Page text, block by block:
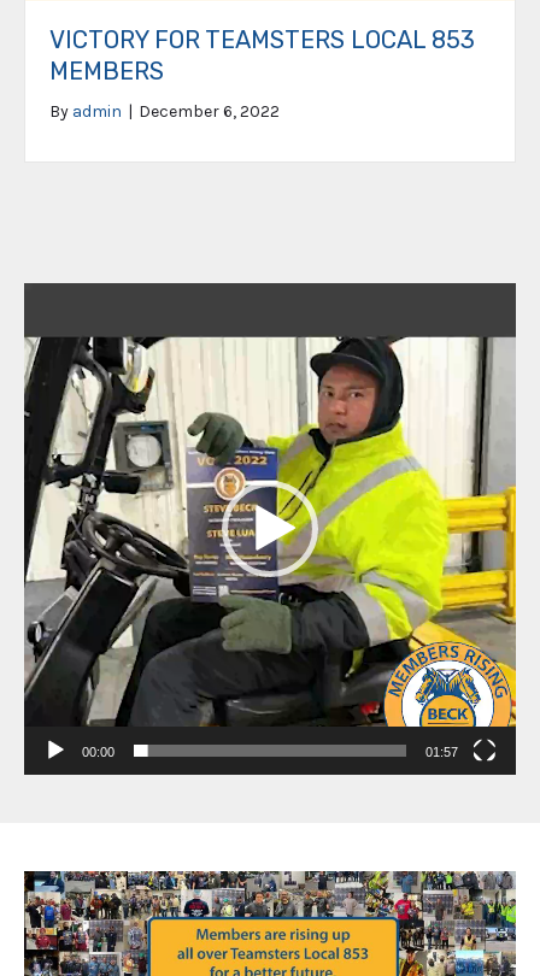
VICTORY FOR TEAMSTERS LOCAL 853
MEMBERS
By admin | December 6, 2022
Player
00:00 01:57